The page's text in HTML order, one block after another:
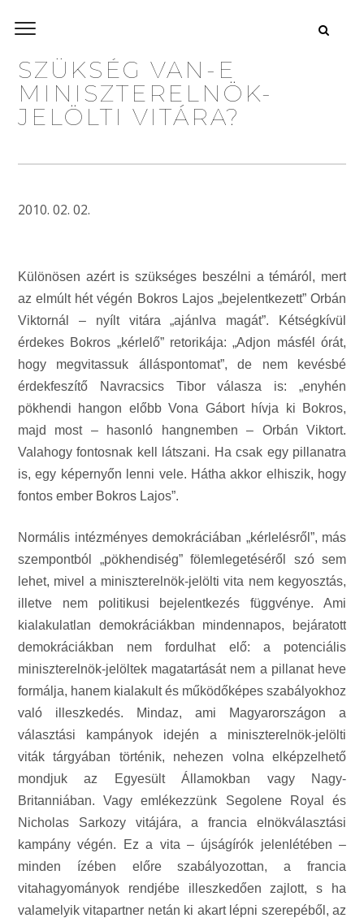
SZÜKSÉG VAN-E
MINISZTERELNÖK-
JELÖLTI VITÁRA?
2010. 02. 02.
Különösen azért is szükséges beszélni a témáról, mert
az elmúlt hét végén Bokros Lajos „bejelentkezett” Orbán
Viktornál – nyílt vitára „ajánlva magát”. Kétségkívül
érdekes Bokros „kérlelő” retorikája: „Adjon másfél órát,
hogy megvitassuk álláspontomat”, de nem kevésbé
érdekfeszítő Navracsics Tibor válasza is: „enyhén
pökhendi hangon előbb Vona Gábort hívja ki Bokros,
majd most – hasonló hangnemben – Orbán Viktort.
Valahogy fontosnak kell látszani. Ha csak egy pillanatra
is, egy képernyőn lenni vele. Hátha akkor elhiszik, hogy
fontos ember Bokros Lajos”.
Normális intézményes demokráciában „kérlelésről”, más
szempontból „pökhendiség” fölemlegetéséről szó sem
lehet, mivel a miniszterelnök-jelölti vita nem kegyosztás,
illetve nem politikusi bejelentkezés függvénye. Ami
kialakulatlan demokráciákban mindennapos, bejáratott
demokráciákban nem fordulhat elő: a potenciális
miniszterelnök-jelöltek magatartását nem a pillanat heve
formálja, hanem kialakult és működőképes szabályokhoz
való illeszkedés. Mindaz, ami Magyarországon a
választási kampányok idején a miniszterelnök-jelölti
viták tárgyában történik, nehezen volna elképzelhető
mondjuk az Egyesült Államokban vagy Nagy-
Britanniában. Vagy emlékezzünk Segolene Royal és
Nicholas Sarkozy vitájára, a francia elnökválasztási
kampány végén. Ez a vita – újságírók jelenlétében –
minden ízében előre szabályozottan, a francia
vitahagyományok rendjébe illeszkedően zajlott, s ha
valamelyik vitapartner netán ki akart lépni szerepéből, az